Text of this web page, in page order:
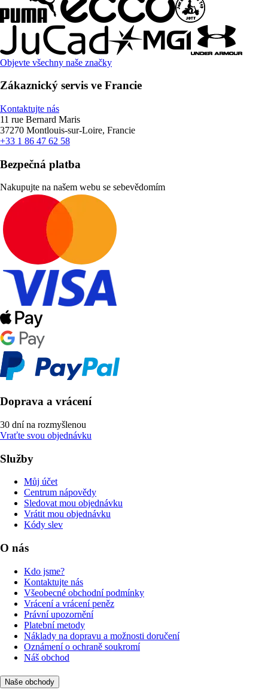
Objevte všechny naše značky
Zákaznický servis ve Francie
Kontaktujte nás
11 rue Bernard Maris
37270 Montlouis-sur-Loire, Francie
+33 1 86 47 62 58
Bezpečná platba
Nakupujte na našem webu se sebevědomím
Doprava a vrácení
30 dní na rozmyšlenou
Vraťte svou objednávku
Služby
Můj účet
Centrum nápovědy
Sledovat mou objednávku
Vrátit mou objednávku
Kódy slev
O nás
Kdo jsme?
Kontaktujte nás
Všeobecné obchodní podmínky
Vrácení a vrácení peněz
Právní upozornění
Platební metody
Náklady na dopravu a možnosti doručení
Oznámení o ochraně soukromí
Náš obchod
Naše obchody